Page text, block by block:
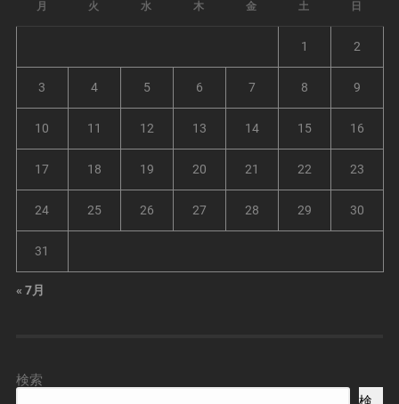
月 火 水 木 金 土 日
1 2
3 4 5 6 7 8 9
10 11 12 13 14 15 16
17 18 19 20 21 22 23
24 25 26 27 28 29 30
31
« 7月
検索